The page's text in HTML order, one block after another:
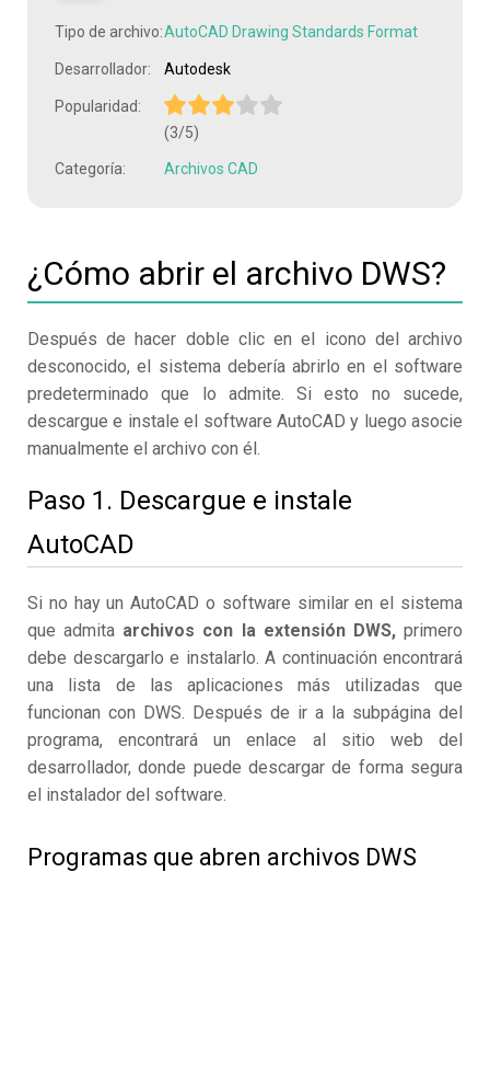
Tipo de archivo:AutoCAD Drawing Standards Format
Desarrollador: Autodesk
Popularidad:
(3/5)
Categoría: Archivos CAD
¿Cómo abrir el archivo DWS?
Después de hacer doble clic en el icono del archivo
desconocido, el sistema debería abrirlo en el software
predeterminado que lo admite. Si esto no sucede,
descargue e instale el software AutoCAD y luego asocie
manualmente el archivo con él.
Paso 1. Descargue e instale
AutoCAD
Si no hay un AutoCAD o software similar en el sistema
que admita archivos con la extensión DWS,primero
debe descargarlo e instalarlo. A continuación encontrará
una lista de las aplicaciones más utilizadas que
funcionan con DWS. Después de ir a la subpágina del
programa, encontrará un enlace al sitio web del
desarrollador, donde puede descargar de forma segura
el instalador del software.
Programas que abren archivos DWS